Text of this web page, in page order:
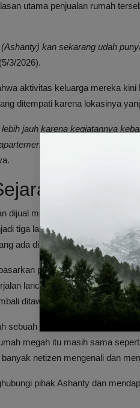
utama penjualan rumah
kan sekarang udah
3/2026).
aktivitas keluarga mereka
ditempati karena lokasinya
jauh karena kegiatannya
Jadi daripada mubazir
dijual memiliki luas tanah sebesar
tiga lantai dengan desain
ada di dalam rumah tersebut.
pada tahun 2020
lancar hingga akhirnya batal
ditawarkan ke pasar properti.
sebuah akun broker properti
megah itu masih sama
netizen mengenali dan
pihak Ashanty dan